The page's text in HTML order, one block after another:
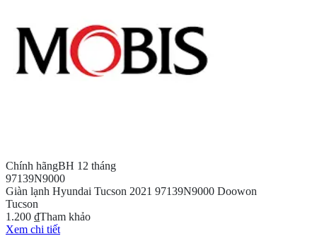
Chính hãngBH 12 tháng
97139N9000
Giàn lạnh Hyundai Tucson 2021 97139N9000 Doowon
Tucson
1.200 ₫Tham khảo
Xem chi tiết